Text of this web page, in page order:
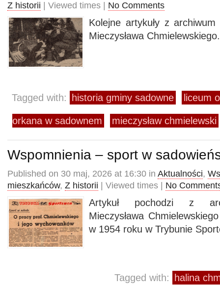
Z historii | Viewed times | No Comments
Kolejne artykuły z
Mieczysława Chmielewskiego.
Tagged with: historia gminy sadowne liceum
orkana w sadownem mieczysław chmielewski
Wspomnienia – sport w
Published on 30 maj, 2026 at 16:30 in Aktualności,
mieszkańców, Z historii | Viewed times | No
Artykuł pochodzi z
Mieczysława
w 1954 roku w Trybunie
Tagged with: halina